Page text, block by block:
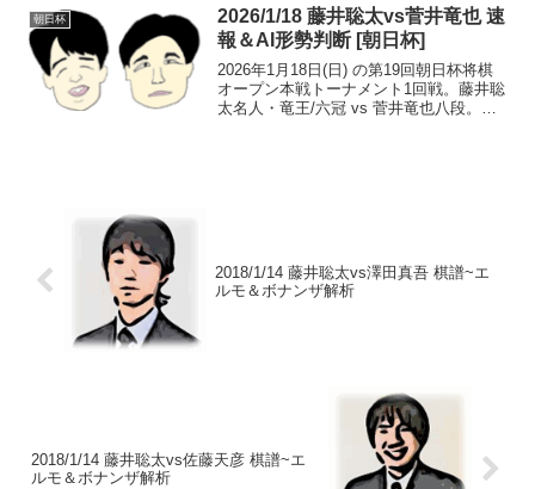
+mate:8(出口勝利確定的)一手ずつ形勢
判...
朝日杯
2026/1/18 藤井聡太vs菅井竜也 速
報＆AI形勢判断 [朝日杯]
2026年1月18日(日) の第19回朝日杯将棋
オープン本戦トーナメント1回戦。藤井聡
太名人・竜王/六冠 vs 菅井竜也八段。速
2018/1/14 藤井聡太vs澤田真吾 棋譜~エ
ルモ＆ボナンザ解析
2018/1/14 藤井聡太vs佐藤天彦 棋譜~エ
ルモ＆ボナンザ解析